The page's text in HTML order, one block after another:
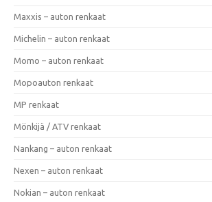
Maxxis – auton renkaat
Michelin – auton renkaat
Momo – auton renkaat
Mopoauton renkaat
MP renkaat
Mönkijä / ATV renkaat
Nankang – auton renkaat
Nexen – auton renkaat
Nokian – auton renkaat